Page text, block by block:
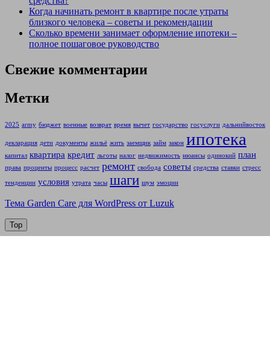
Когда начинать ремонт в квартире после утраты
близкого человека – советы и рекомендации
Сколько времени занимает оформление ипотеки –
полное пошаговое руководство
Свежие комментарии
Метки
2025 army бюджет военные возврат время вычет государство госуслуги дальнийвосток
декларация дети документы жильё жить заемщик займ закон ипотека
капитал квартира кредит льготы налог недвижимость нюансы одинокий план
права проценты процесс расчет ремонт свобода советы средства ставки стресс
тенденции условия утрата часы шаги шум эмоции
Тема Garden Care для WordPress от Luzuk
Top